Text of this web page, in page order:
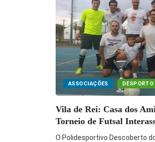
ASSOCIAÇÕES DESPORTO
Vila de Rei: Casa dos
Torneio de Futsal
O Polidesportivo Descoberto